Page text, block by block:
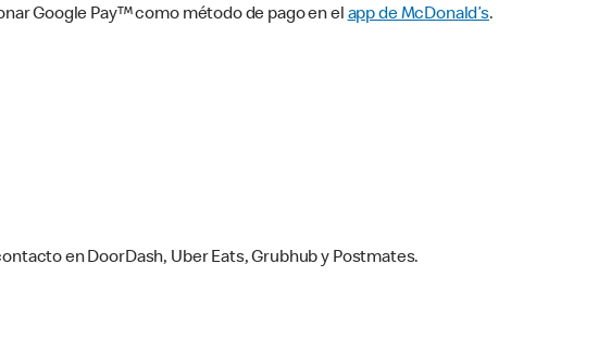
Google Pay™ como método de pago en elapp de McDonald’s.
en DoorDash, Uber Eats, Grubhub y Postmates.